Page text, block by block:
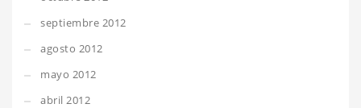
septiembre 2012
agosto 2012
mayo 2012
abril 2012